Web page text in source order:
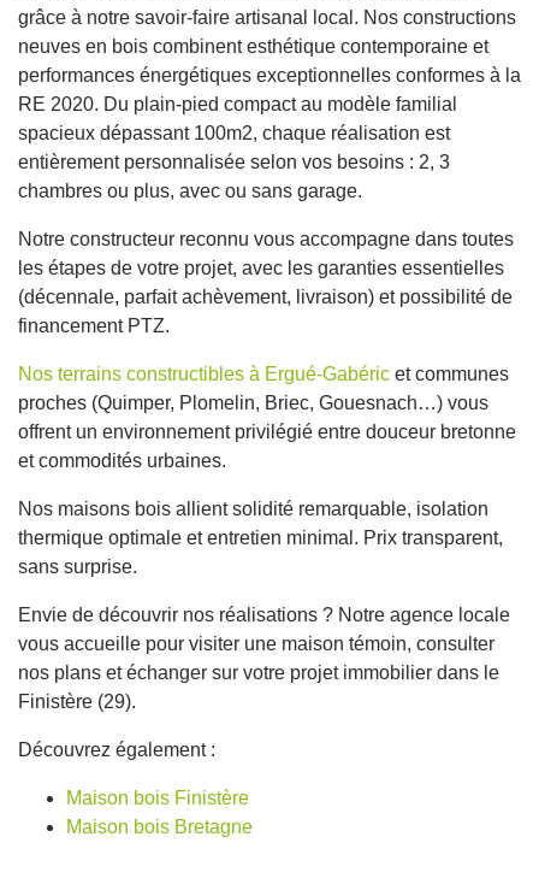
grâce à notre savoir-faire artisanal local. Nos constructions
neuves en bois combinent esthétique contemporaine et
performances énergétiques exceptionnelles conformes à la
RE 2020. Du plain-pied compact au modèle familial
spacieux dépassant 100m2, chaque réalisation est
entièrement personnalisée selon vos besoins : 2, 3
chambres ou plus, avec ou sans garage.
Notre constructeur reconnu vous accompagne dans toutes
les étapes de votre projet, avec les garanties essentielles
(décennale, parfait achèvement, livraison) et possibilité de
financement PTZ.
Nos terrains constructibles à Ergué-Gabéric et communes
proches (Quimper, Plomelin, Briec, Gouesnach…) vous
offrent un environnement privilégié entre douceur bretonne
et commodités urbaines.
Nos maisons bois allient solidité remarquable, isolation
thermique optimale et entretien minimal. Prix transparent,
sans surprise.
Envie de découvrir nos réalisations ? Notre agence locale
vous accueille pour visiter une maison témoin, consulter
nos plans et échanger sur votre projet immobilier dans le
Finistère (29).
Découvrez également :
Maison bois Finistère
Maison bois Bretagne